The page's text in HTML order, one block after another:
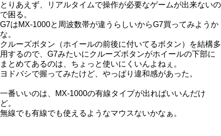
とりあえず、リアルタイムで操作が必要なゲームが出来ないの
で困る。
G7はMX-1000と周波数帯が違うらしいからG7買ってみようか
な。
クルーズボタン（ホイールの前後に付いてるボタン）を結構多
用するので、G7みたいにクルーズボタンがホイールの下部に
まとめてあるのは、ちょっと使いにくいんよねぇ。
ヨドバシで握ってみたけど、やっぱり違和感があった。
一番いいのは、MX-1000の有線タイプが出ればいいんだけ
ど。
無線でも有線でも使えるようなマウスないかなぁ。